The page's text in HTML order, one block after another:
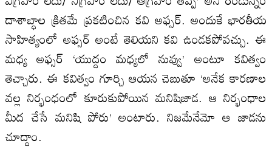
దాశాబ్ధాల క్రితమే ప్రకటించిన కవి అఫ్సర్‌. అందుకే భారతీయ
సాహిత్యంలో అఫ్సర్‌ అంటే తెలియని కవి ఉండకపోవచ్చు. ఈ
మధ్య అఫ్సర్‌ ‘యుద్దం మధ్యలో నువ్వు’ అంటూ కవిత్వం
తెచ్చారు. ఈ కవిత్వం గూర్చి ఆయన చెబుతూ ‘అనేక కారణాల
వల్ల నిర్భంధంలో కూరుకుపోయిన మనిషిజాడ. ఆ నిర్భంధాల
మీద చేసే మనిషి పోరు’ అంటారు. నిజమేనేమో ఆ జాడను
చూద్దాం.